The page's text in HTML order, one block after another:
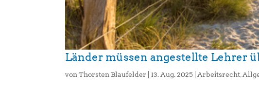
Länder müssen angestellte Lehrer
vonThorsten Blaufelder |13. Aug. 2025 Arbeitsrecht